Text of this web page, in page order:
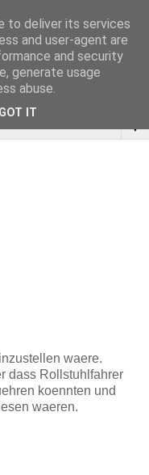
▼
waere.
dass Rollstuhlfahrer
koennten und
waeren.
to deliver its services
and user-agent are
and security
generate usage
abuse.
GOT IT